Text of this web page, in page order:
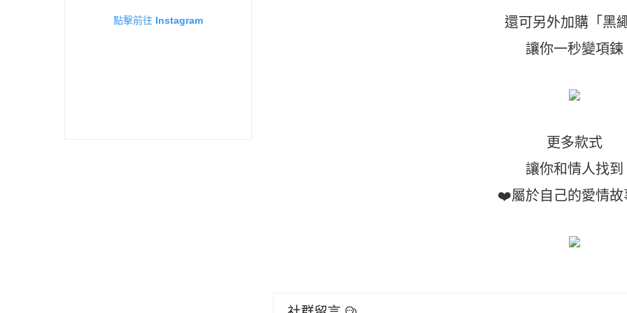
還可另外加購「黑繩
讓你一秒變項鍊
更多款式
讓你和情人找到
❤️屬於自己的愛情
點擊前往 Instagram